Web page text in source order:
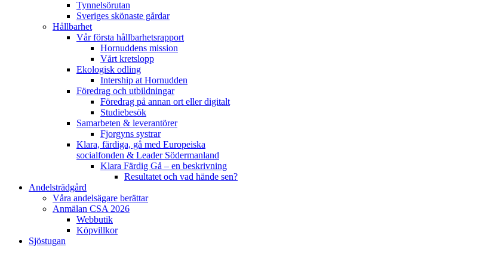
Tynnelsörutan
Sveriges skönaste gårdar
Hållbarhet
Vår första hållbarhetsrapport
Hornuddens mission
Vårt kretslopp
Ekologisk odling
Intership at Hornudden
Föredrag och utbildningar
Föredrag på annan ort eller digitalt
Studiebesök
Samarbeten & leverantörer
Fjorgyns systrar
Klara, färdiga, gå med Europeiska
socialfonden & Leader Södermanland
Klara Färdig Gå – en beskrivning
Resultatet och vad hände sen?
Andelsträdgård
Våra andelsägare berättar
Anmälan CSA 2026
Webbutik
Köpvillkor
Sjöstugan